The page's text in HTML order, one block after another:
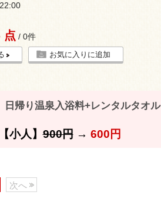
点 / 0件
お気に入りに追加
日帰り温泉入浴料+レンタルタオル
小人】900円→ 600円
次へ